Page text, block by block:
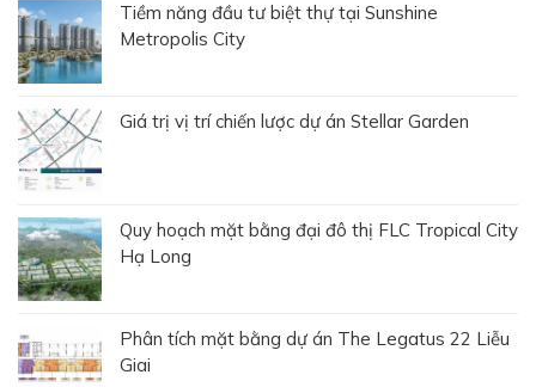
Tiềm năng đầu tư biệt thự tại Sunshine
Metropolis City
Giá trị vị trí chiến lược dự án Stellar Garden
Quy hoạch mặt bằng đại đô thị FLC Tropical City
Hạ Long
Phân tích mặt bằng dự án The Legatus 22 Liễu
Giai